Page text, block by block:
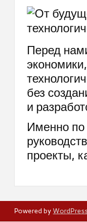
Перед
без
и
Именно по
проекты,
Powered by